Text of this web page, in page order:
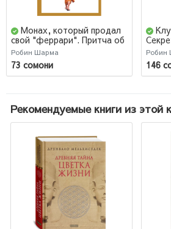
Монах, который продал
свой "феррари". Притча об
исполнении желаний и
поиске своего
предназначения (М)
Робин Шарма
73 сомони
Робин
146
Рекомендуемые книги из этой